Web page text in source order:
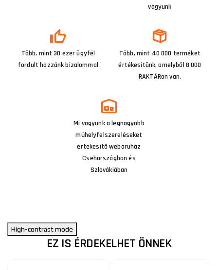
vagyunk
Több, mint 30 ezer ügyfél
fordult hozzánk bizalommal
Több, mint 40 000 terméket
értékesítünk, amelyből 8 000
RAKTÁRon van.
Mi vagyunk a legnagyobb
műhelyfelszereléseket
értékesítő webáruház
Csehországban és
Szlovákiában
High-contrast mode
EZ IS ÉRDEKELHET ÖNNEK